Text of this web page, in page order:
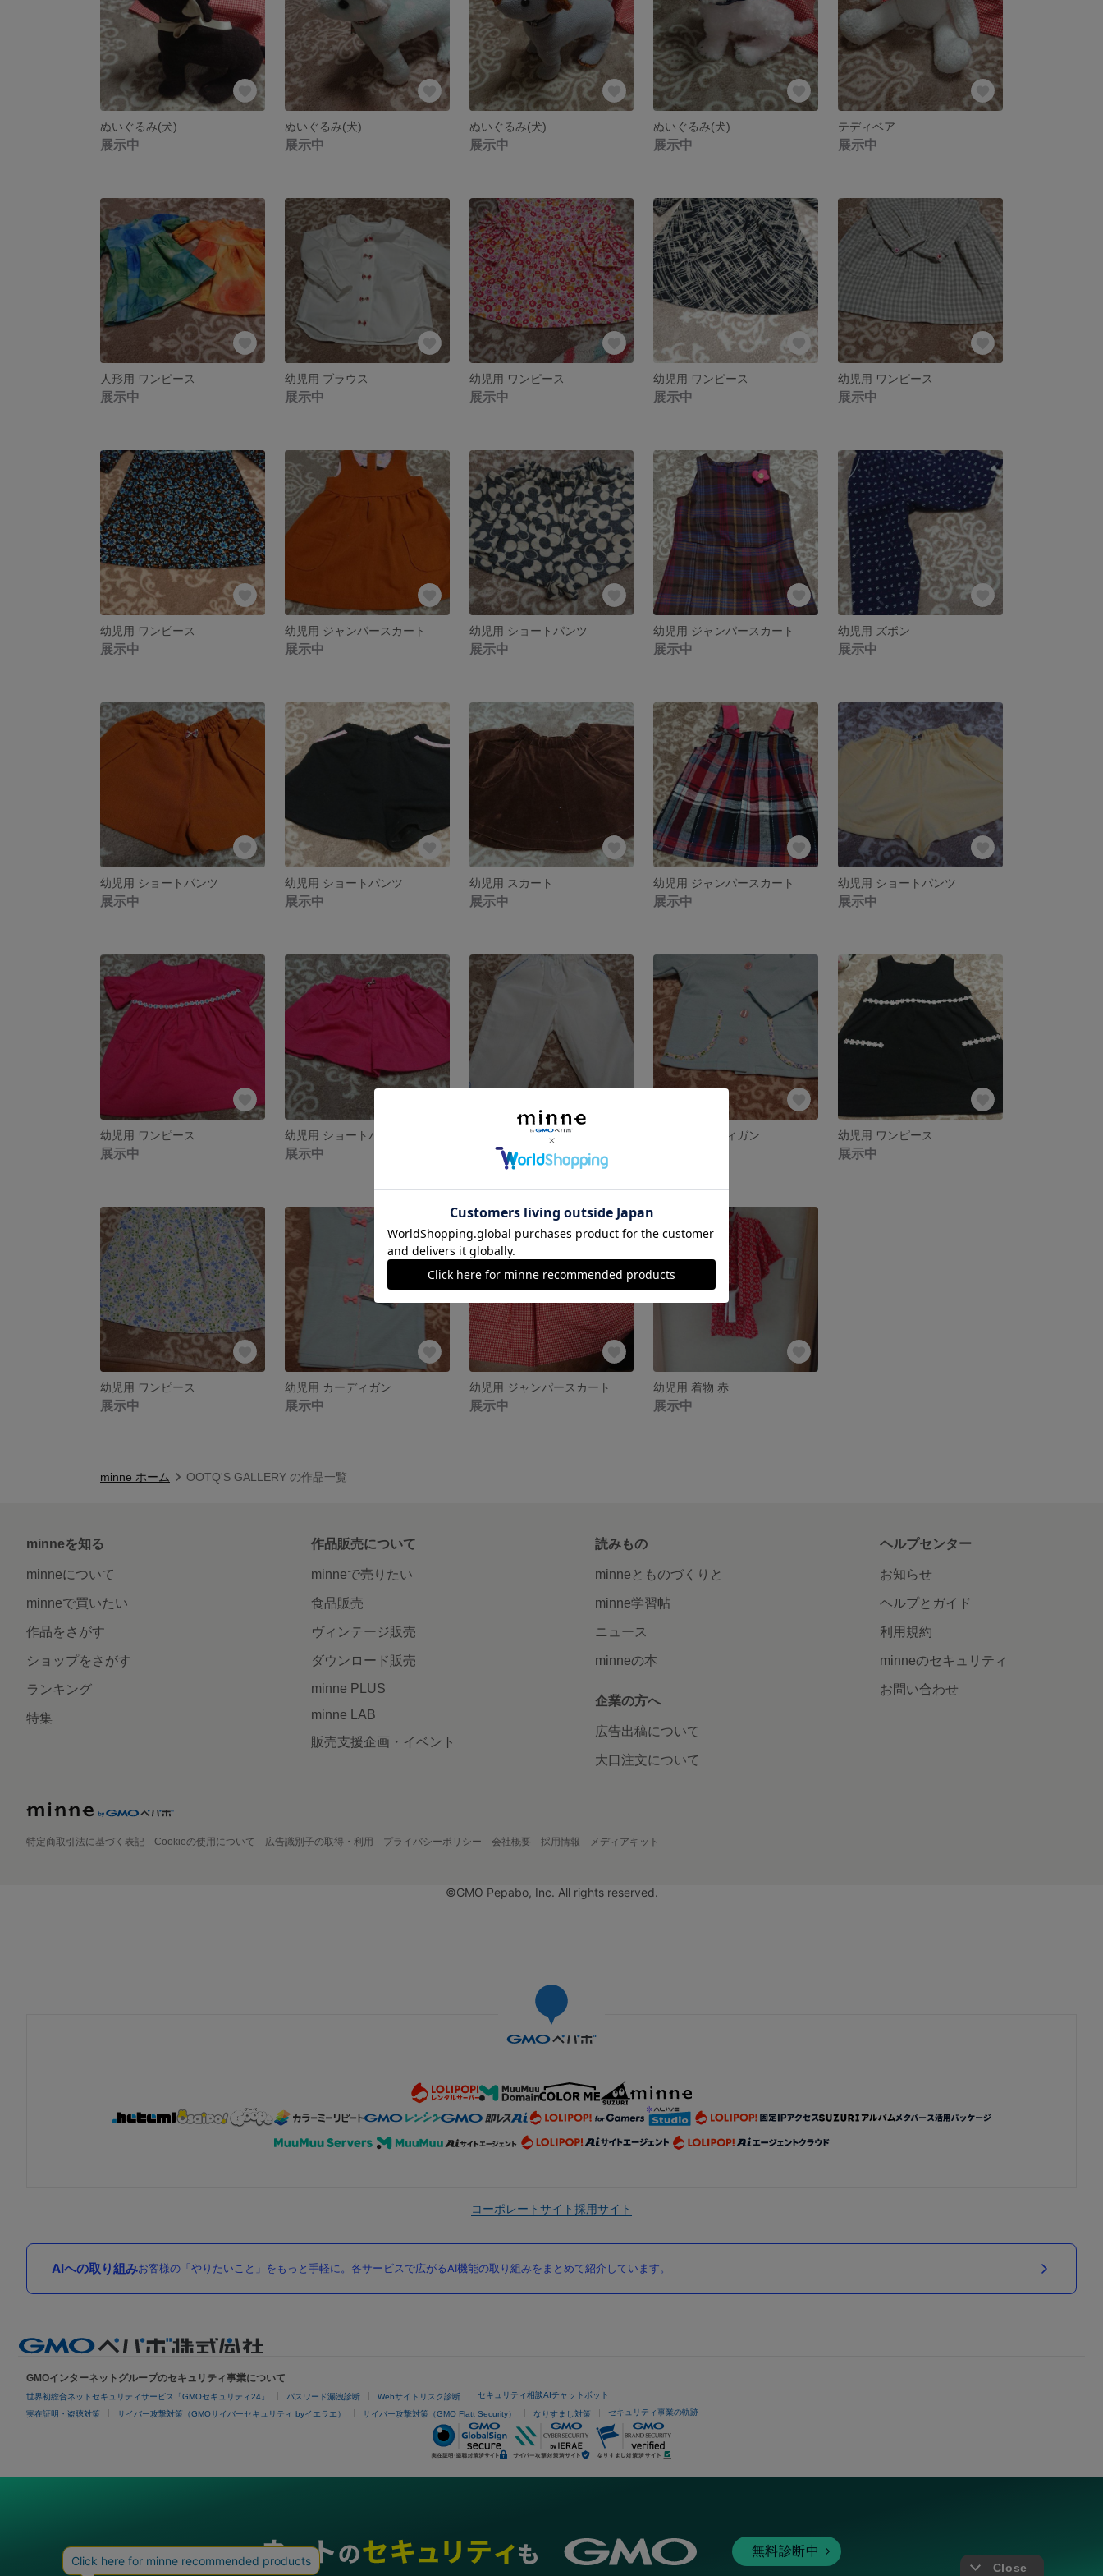
ぬいぐるみ(犬)
展示中
ぬいぐるみ(犬)
展示中
ぬいぐるみ(犬)
展示中
ぬいぐるみ(犬)
展示中
テディベア
展示中
人形用 ワンピース
展示中
幼児用 ブラウス
展示中
幼児用 ワンピース
展示中
幼児用 ワンピース
展示中
幼児用 ワンピース
展示中
幼児用 ワンピース
展示中
幼児用 ジャンパースカート
展示中
幼児用 ショートパンツ
展示中
幼児用 ジャンパースカート
展示中
幼児用 ズボン
展示中
幼児用 ショートパンツ
展示中
幼児用 ショートパンツ
展示中
幼児用 スカート
展示中
幼児用 ジャンパースカート
展示中
幼児用 ショートパンツ
展示中
幼児用 ワンピース
展示中
幼児用 ショートパンツ
展示中
幼児用 ズボン
展示中
幼児用 カーディガン 幼児用 ワンピース
展示中
幼児用 ワンピース
展示中
幼児用 カーディガン
展示中
幼児用 ジャンパースカート
展示中
幼児用 着物 赤
展示中
minne ホーム OOTQ'S GALLERY の作品一覧
minneを知る
minneについて
minneで買いたい
作品をさがす
ショップをさがす
ランキング
特集
作品販売について
minneで売りたい
食品販売
ヴィンテージ販売
ダウンロード販売
minne PLUS
minne LAB
販売支援企画・イベント
読みもの
minneとものづくりと
minne学習帖
ニュース
minneの本
企業の方へ
広告出稿について
大口注文について
ヘルプセンター
お知らせ
ヘルプとガイド
利用規約
minneのセキュリティ
お問い合わせ
特定商取引法に基づく表記 Cookieの使用について 広告識別子の取得・利用 プライバシーポリシー 会社概要 採用情報 メディアキット
©GMO Pepabo, Inc. All rights reserved.
コーポレートサイト採用サイト
AIへの取り組みお客様の「やりたいこと」をもっと手軽に。各サービスで広がるAI機能の取り組みをまとめて紹介しています。
GMOインターネットグループのセキュリティ事業について
世界初総合ネットセキュリティサービス「GMOセキュリティ24」 パスワード漏洩診断 Webサイトリスク診断 セキュリティ相談AIチャットボット
実在証明・盗聴対策 サイバー攻撃対策（GMOサイバーセキュリティ byイエラエ） サイバー攻撃対策（GMO Flatt Security） なりすまし対策 セキュリティ事業の軌跡
無料診断中